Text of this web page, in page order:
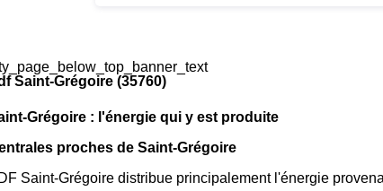
Saint-Grégoire (35760)
Grégoire : l'énergie qui y est produite
proches de Saint-Grégoire
Saint-Grégoire distribue principalement l'énergie